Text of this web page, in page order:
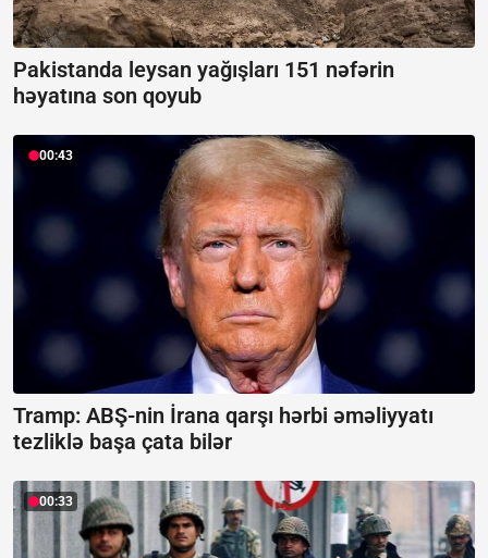
Pakistanda leysan yağışları 151 nəfərin
həyatına son qoyub
00:43
Tramp: ABŞ-nin İrana qarşı hərbi əməliyyatı
tezliklə başa çata bilər
00:33